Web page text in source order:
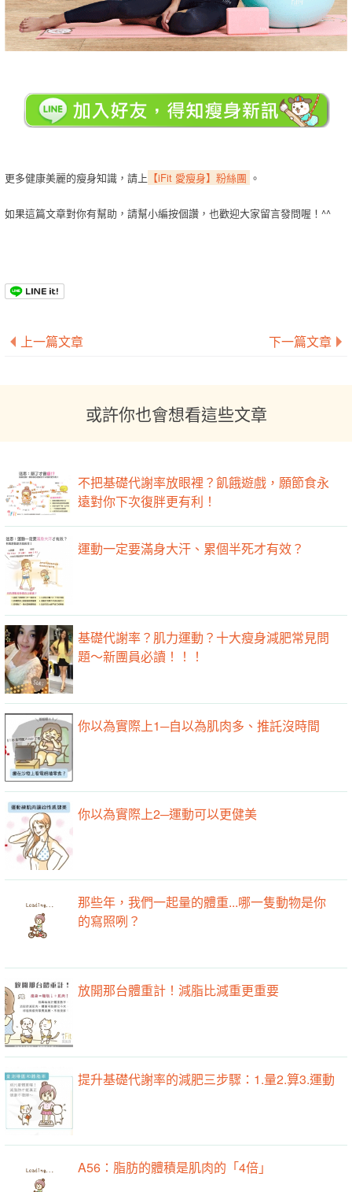
更多健康美麗的瘦身知識，請上 【iFit 愛瘦身】粉絲團 。
如果這篇文章對你有幫助，請幫小編按個讚，也歡迎大家留言發問喔！^^
上一篇文章 下一篇文章
或許你也會想看這些文章
不把基礎代謝率放眼裡？飢餓遊戲，願節食永
遠對你下次復胖更有利！
運動一定要滿身大汗、累個半死才有效？
基礎代謝率？肌力運動？十大瘦身減肥常見問
題～新團員必讀！！！
你以為實際上1─自以為肌肉多、推託沒時間
你以為實際上2─運動可以更健美
那些年，我們一起量的體重...哪一隻動物是你
的寫照咧？
放開那台體重計！減脂比減重更重要
提升基礎代謝率的減肥三步驟：1.量2.算3.運動
A56：脂肪的體積是肌肉的「4倍」